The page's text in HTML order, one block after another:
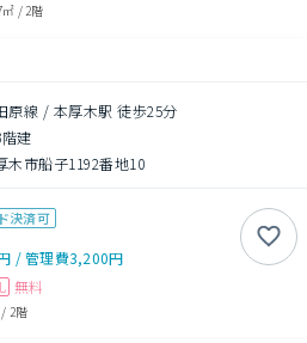
㎡ /2階
原線 / 本厚木駅 徒歩25分
建
木市船子1192番地10
決済可
/管理費3,200円
無料
/ 2階